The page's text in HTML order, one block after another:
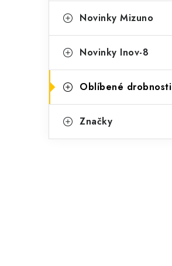
Novinky Mizuno
Novinky Inov-8
Oblíbené drobnosti
Značky